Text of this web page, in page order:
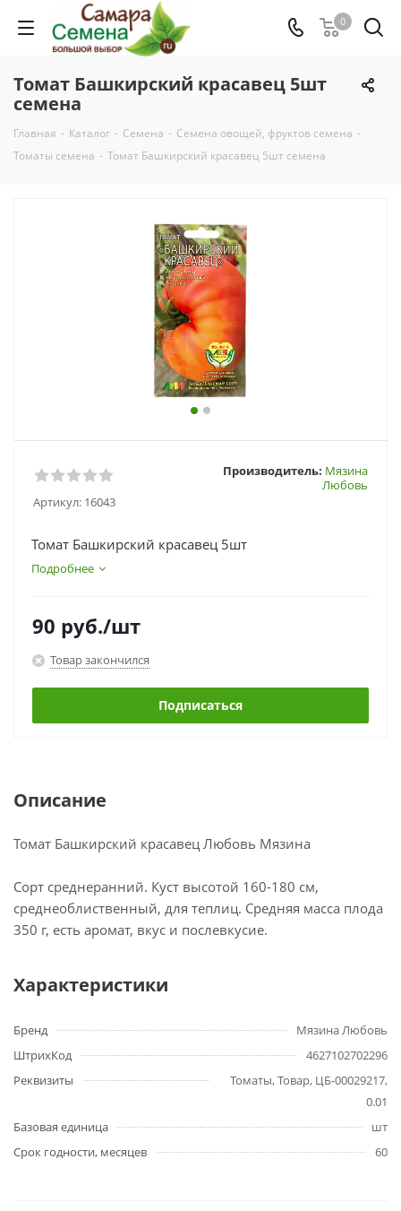
0
Томат Башкирский красавец 5шт
семена
Главная - Каталог - Семена - Семена овощей, фруктов семена -
Томаты семена - Томат Башкирский красавец 5шт семена
Артикул: 16043
Производитель: Мязина
Любовь
Томат Башкирский красавец 5шт
Подробнее
90 руб./шт
Товар закончился
Подписаться
Описание
Томат Башкирский красавец Любовь Мязина
Сорт среднеранний. Куст высотой 160-180 см,
среднеоблиственный, для теплиц. Средняя масса плода
350 г, есть аромат, вкус и послевкусие.
Характеристики
Бренд
Мязина Любовь
ШтрихКод
4627102702296
Реквизиты
Томаты, Товар, ЦБ-00029217,
0.01
Базовая единица
шт
Срок годности, месяцев
60